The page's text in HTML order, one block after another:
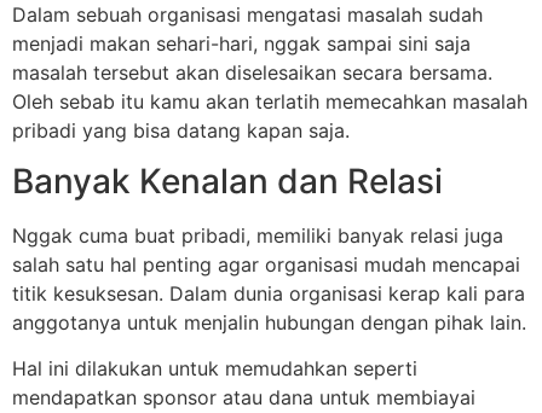
Dalam sebuah organisasi mengatasi masalah sudah
menjadi makan sehari-hari, nggak sampai sini saja
masalah tersebut akan diselesaikan secara bersama.
Oleh sebab itu kamu akan terlatih memecahkan masalah
pribadi yang bisa datang kapan saja.
Banyak Kenalan dan Relasi
Nggak cuma buat pribadi, memiliki banyak relasi juga
salah satu hal penting agar organisasi mudah mencapai
titik kesuksesan. Dalam dunia organisasi kerap kali para
anggotanya untuk menjalin hubungan dengan pihak lain.
Hal ini dilakukan untuk memudahkan seperti
mendapatkan sponsor atau dana untuk membiayai